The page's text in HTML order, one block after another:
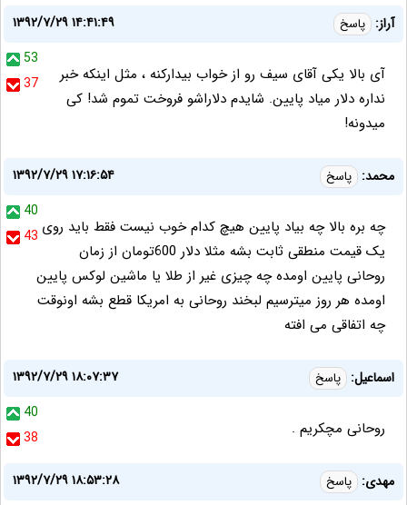
آراز: پاسخ
۱۳۹۲/۷/۲۹ ۱۴:۴۱:۴۹
53
37
آی بالا یکی آقای سیف رو از خواب بیدارکنه ، مثل اینکه خبر
نداره دلار میاد پایین. شایدم دلاراشو فروخت تموم شد! کی
میدونه!
محمد: پاسخ
۱۳۹۲/۷/۲۹ ۱۷:۱۶:۵۴
40
43 چه بره بالا چه بیاد پایین هیچ کدام خوب نیست فقط باید روی
یک قیمت منطقی ثابت بشه مثلا دلار 600تومان از زمان
روحانی پایین اومده چه چیزی غیر از طلا یا ماشین لوکس پایین
اومده هر روز میترسیم لبخند روحانی به امریکا قطع بشه اونوقت
چه اتفاقی می افته
اسماعیل: پاسخ
۱۳۹۲/۷/۲۹ ۱۸:۰۷:۳۷
40
38
روحانی مچکریم .
مهدی: پاسخ
۱۳۹۲/۷/۲۹ ۱۸:۵۳:۲۸